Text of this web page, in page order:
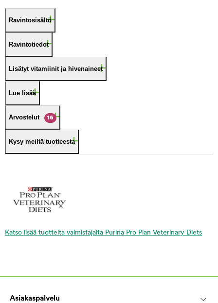
Ravintosisältö
Ravintotiedot
Lisätyt vitamiinit ja hivenaineet
Lue lisää
Arvostelut 16
Kysy meiltä tuotteesta
Katso lisää tuotteita valmistajalta Purina Pro Plan Veterinary Diets
Asiakaspalvelu